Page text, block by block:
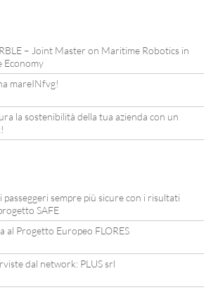
– Joint Master on Maritime Robotics in
Economy
mareINfvg!
la sostenibilità della tua azienda con un
passeggeri sempre più sicure con i risultati
SAFE
al Progetto Europeo FLORES
dal network: PLUS srl